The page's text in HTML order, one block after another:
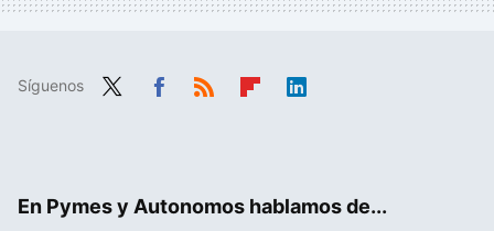
Síguenos
En Pymes y Autonomos hablamos de...